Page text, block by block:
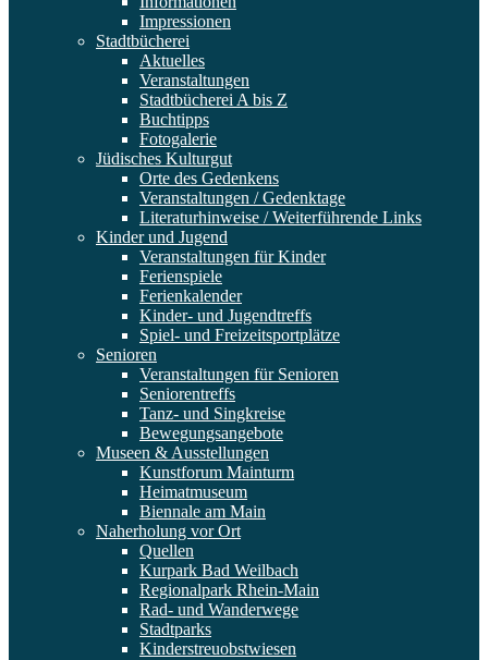
Impressionen
Stadtbücherei
Aktuelles
Veranstaltungen
Stadtbücherei A bis Z
Buchtipps
Fotogalerie
Jüdisches Kulturgut
Orte des Gedenkens
Veranstaltungen / Gedenktage
Literaturhinweise / Weiterführende Links
Kinder und Jugend
Veranstaltungen für Kinder
Ferienspiele
Ferienkalender
Kinder- und Jugendtreffs
Spiel- und Freizeitsportplätze
Senioren
Veranstaltungen für Senioren
Seniorentreffs
Tanz- und Singkreise
Bewegungsangebote
Museen & Ausstellungen
Kunstforum Mainturm
Heimatmuseum
Biennale am Main
Naherholung vor Ort
Quellen
Kurpark Bad Weilbach
Regionalpark Rhein-Main
Rad- und Wanderwege
Stadtparks
Kinderstreuobstwiesen